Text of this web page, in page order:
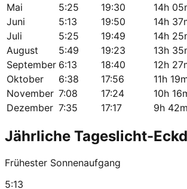
Mai
5:25 19:30
14h
Juni
5:13 19:50
14h
Juli
5:25 19:49
14h
August
5:49 19:23
13h
September 6:13 18:40
12h
Oktober
6:38 17:56
11h
November 7:08 17:24
10h
Dezember 7:35 17:17 9h 42m
Jährliche Tageslicht-
Frühester Sonnenaufgang
5:13